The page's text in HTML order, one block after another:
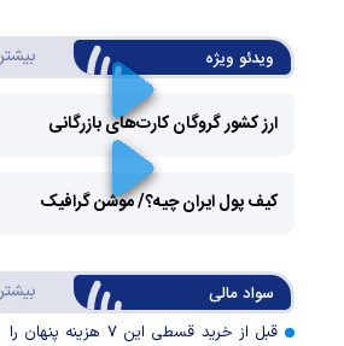
ویدئو ویژه بیشتر
ارز کشور گروگان کارت‌های بازرگانی
Video
کیف پول ایران چیه؟/ موشن گرافیک
سواد مالی بیشتر
قبل از خرید قسطی این ۷ هزینه پنهان را